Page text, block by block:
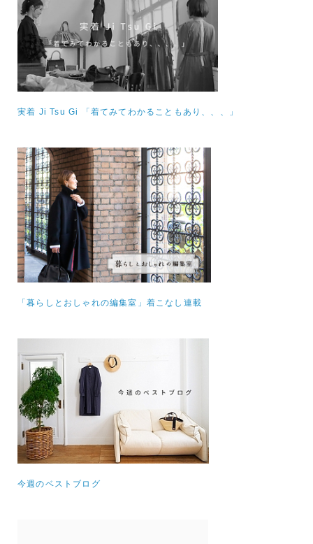
実着 Ji Tsu Gi 「着てみてわかることもあり、、、」
「暮らしとおしゃれの編集室」着こなし連載
今週のベストブログ